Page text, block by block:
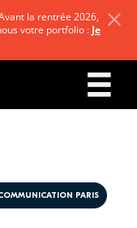
PARIS
la rentrée 2026,
votre portfolio : Je